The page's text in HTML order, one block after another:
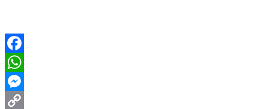
Facebook
WhatsApp
Messenger